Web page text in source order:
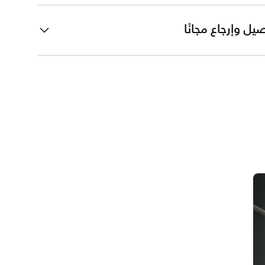
وإرجاع مجانًا